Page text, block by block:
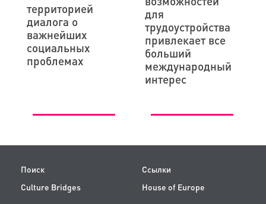
территорией
диалога о
важнейших
социальных
проблемах
для
трудоустройства
привлекает все
больший
международный
интерес
Поиск
Ссылки
Culture Bridges
House of Europe